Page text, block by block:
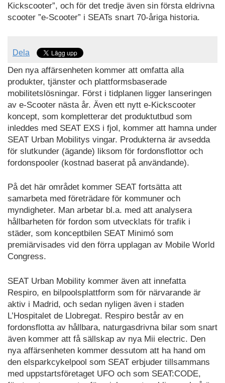
Kickscooter”, och för det tredje även sin första eldrivna
scooter ”e-Scooter” i SEATs snart 70-åriga historia.
Dela
Den nya affärsenheten kommer att omfatta alla
produkter, tjänster och plattformsbaserade
mobilitetslösningar. Först i tidplanen ligger lanseringen
av e-Scooter nästa år. Även ett nytt e-Kickscooter
koncept, som kompletterar det produktutbud som
inleddes med SEAT EXS i fjol, kommer att hamna under
SEAT Urban Mobilitys vingar. Produkterna är avsedda
för slutkunder (ägande) liksom för fordonsflottor och
fordonspooler (kostnad baserat på användande).
På det här området kommer SEAT fortsätta att
samarbeta med företrädare för kommuner och
myndigheter. Man arbetar bl.a. med att analysera
hållbarheten för fordon som utvecklats för trafik i
städer, som konceptbilen SEAT Minimó som
premiärvisades vid den förra upplagan av Mobile World
Congress.
SEAT Urban Mobility kommer även att innefatta
Respiro, en bilpoolsplattform som för närvarande är
aktiv i Madrid, och sedan nyligen även i staden
L’Hospitalet de Llobregat. Respiro består av en
fordonsflotta av hållbara, naturgasdrivna bilar som snart
även kommer att få sällskap av nya Mii electric. Den
nya affärsenheten kommer dessutom att ha hand om
den elsparkcykelpool som SEAT erbjuder tillsammans
med uppstartsföretaget UFO och som SEAT:CODE,